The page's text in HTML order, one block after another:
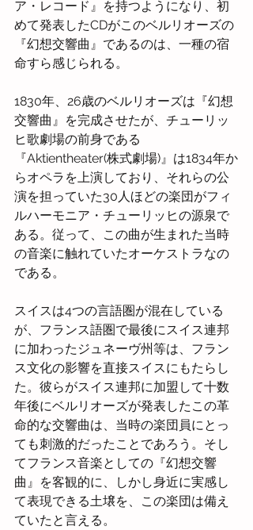
ア・レコード』を持つようになり、初
めて発表したCDがこのベルリオーズの
『幻想交響曲』であるのは、一種の宿
命すら感じられる。
1830年、26歳のベルリオーズは『幻想
交響曲』を完成させたが、チューリッ
ヒ歌劇場の前身である
『Aktientheater(株式劇場)』は1834年か
らオペラを上演しており、それらの公
演を担っていた30人ほどの楽団がフィ
ルハーモニア・チューリッヒの源泉で
ある。従って、この曲が生まれた当時
の音楽に触れていたオーケストラなの
である。
スイスは4つの言語圏が混在している
が、フランス語圏で最後にスイス連邦
に加わったジュネーヴ州等は、フラン
ス文化の影響を直接スイスにもたらし
た。彼らがスイス連邦に加盟して十数
年後にベルリオーズが発表したこの革
命的な交響曲は、当時の楽団員にとっ
ても刺激的だったことであろう。そし
てフランス音楽としての『幻想交響
曲』を客観的に、しかし身近に実感し
て表現できる土壌を、この楽団は備え
ていたと言える。